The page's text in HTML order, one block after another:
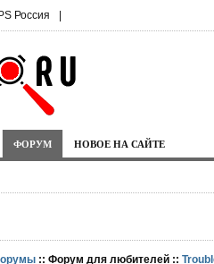
Россия |
ФОРУМ НОВОЕ НА САЙТЕ
:: Форум для любителей ::